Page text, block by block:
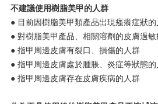
不建議使用樹脂美甲的人群
● 目前因樹脂美甲類產品出現瘙癢症狀的
● 對樹脂美甲產品、相關溶劑的皮膚過
● 指甲周邊皮膚有裂口、損傷的人群
● 指甲周邊皮膚處於腫脹、炎症等狀態的
● 指甲周邊皮膚存在皮膚疾病的人群